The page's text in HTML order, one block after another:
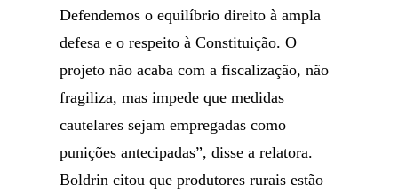
Defendemos o equilíbrio direito à ampla
defesa e o respeito à Constituição. O
projeto não acaba com a fiscalização, não
fragiliza, mas impede que medidas
cautelares sejam empregadas como
punições antecipadas”, disse a relatora.
Boldrin citou que produtores rurais estão